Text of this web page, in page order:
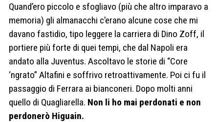
Quand’ero piccolo e sfogliavo (più che altro imparavo a
memoria) gli almanacchi c’erano alcune cose che mi
davano fastidio, tipo leggere la carriera di Dino Zoff, il
portiere più forte di quei tempi, che dal Napoli era
andato alla Juventus. Ascoltavo le storie di “Core
‘ngrato” Altafini e soffrivo retroattivamente. Poi ci fu il
passaggio di Ferrara ai bianconeri. Dopo molti anni
quello di Quagliarella. Non li ho mai perdonati e non
perdonerò Higuain.